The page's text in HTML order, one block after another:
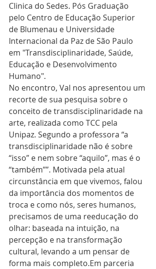
Clinica do Sedes. Pós Graduação
pelo Centro de Educação Superior
de Blumenau e Universidade
Internacional da Paz de São Paulo
em "Transdisciplinaridade, Saúde,
Educação e Desenvolvimento
Humano".
No encontro, Val nos apresentou um
recorte de sua pesquisa sobre o
conceito de transdisciplinaridade na
arte, realizada como TCC pela
Unipaz. Segundo a professora “a
transdisciplinaridade não é sobre
“isso” e nem sobre “aquilo”, mas é o
“também””. Motivada pela atual
circunstância em que vivemos, falou
da importância dos momentos de
troca e como nós, seres humanos,
precisamos de uma reeducação do
olhar: baseada na intuição, na
percepção e na transformação
cultural, levando a um pensar de
forma mais completo.Em parceria